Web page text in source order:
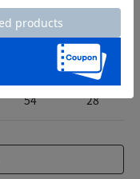
50
27
54 28